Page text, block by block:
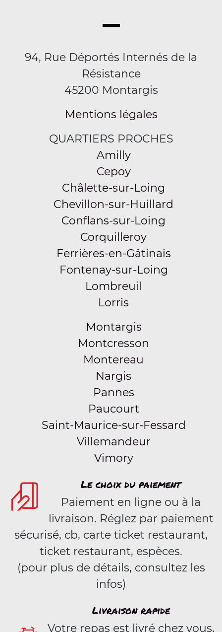
94, Rue Déportés Internés de la
Résistance
45200 Montargis
Mentions légales
QUARTIERS PROCHES
Amilly
Cepoy
Châlette-sur-Loing
Chevillon-sur-Huillard
Conflans-sur-Loing
Corquilleroy
Ferrières-en-Gâtinais
Fontenay-sur-Loing
Lombreuil
Lorris
Montargis
Montcresson
Montereau
Nargis
Pannes
Paucourt
Saint-Maurice-sur-Fessard
Villemandeur
Vimory
Le choix du paiement
Paiement en ligne ou à la
livraison. Réglez par paiement
sécurisé, cb, carte ticket restaurant,
ticket restaurant, espèces.
(pour plus de détails, consultez les
infos)
Livraison rapide
Votre repas est livré chez vous,